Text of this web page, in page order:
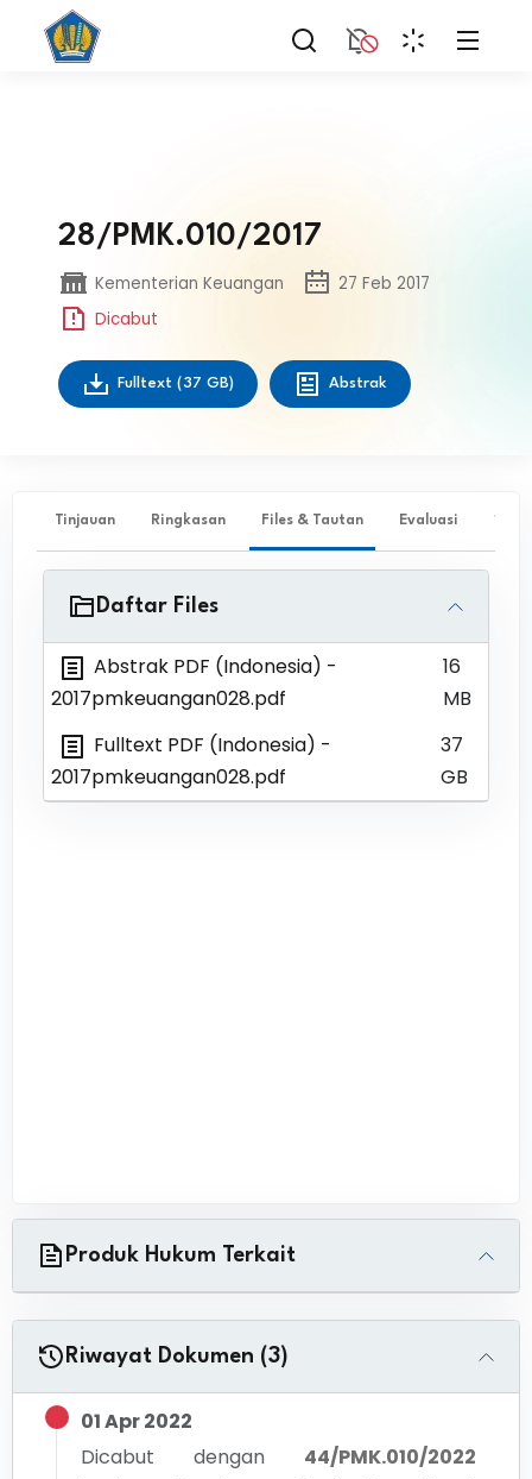
28/PMK.010/2017
Kementerian Keuangan
27 Feb 2017
Dicabut
Fulltext (37 GB) Abstrak
Tinjauan Ringkasan Files & Tautan Evaluasi ✨
Daftar Files
Abstrak PDF (Indonesia) -
2017pmkeuangan028.pdf
16
MB
Fulltext PDF (Indonesia) -
2017pmkeuangan028.pdf
37
GB
Produk Hukum Terkait
Riwayat Dokumen (3)
01 Apr 2022
Dicabut dengan
44/PMK.010/2022